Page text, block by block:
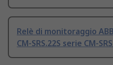
Relè di monitoraggio
CM-SRS.22S serie CM-